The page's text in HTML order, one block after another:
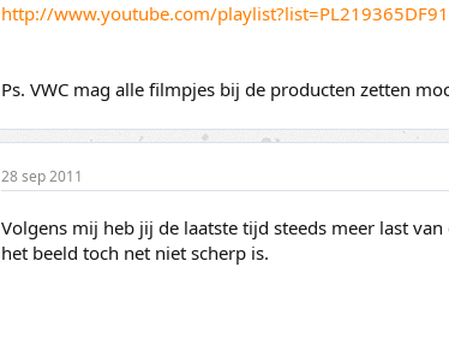
http://www.youtube.com/
Ps. VWC mag alle filmpjes bij de producten zetten
28 sep 2011
Volgens mij heb jij de laatste tijd steeds meer last
het beeld toch net niet scherp is.